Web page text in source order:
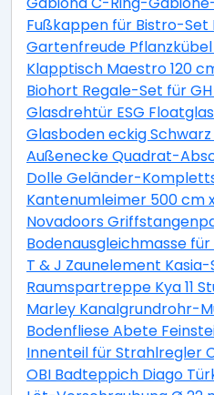
Fußkappen für Bistro-
Gartenfreude
Klapptisch Maestro 120
Biohort Regale-Set für
Glasdrehtür ESG
Glasboden eckig Schwarz
Außenecke Quadrat-
Dolle Geländer-
Kantenumleimer 500 cm
Novadoors
Bodenausgleichmasse
T & J Zaunelement
Raumspartreppe Kya 11
Marley Kanalgrundrohr-
Bodenfliese Abete
Innenteil für Strahlregler
OBI Badteppich Diago